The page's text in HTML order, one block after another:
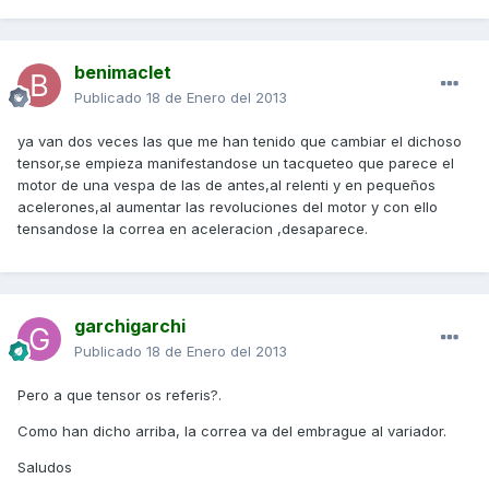
benimaclet
Publicado 18 de Enero del 2013
ya van dos veces las que me han tenido que cambiar el dichoso
tensor,se empieza manifestandose un tacqueteo que parece el
motor de una vespa de las de antes,al relenti y en pequeños
acelerones,al aumentar las revoluciones del motor y con ello
tensandose la correa en aceleracion ,desaparece.
garchigarchi
Publicado 18 de Enero del 2013
Pero a que tensor os referis?.
Como han dicho arriba, la correa va del embrague al variador.
Saludos